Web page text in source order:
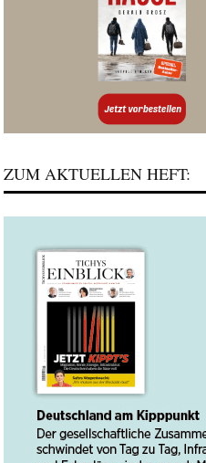
ZUM AKTUELLEN HEFT: